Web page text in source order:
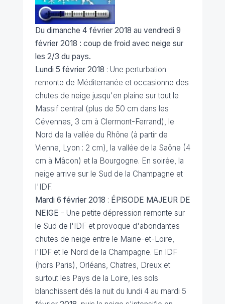
Du dimanche 4 février 2018 au vendredi 9
février 2018 : coup de froid avec neige sur
les 2/3 du pays.
Lundi 5 février 2018 : Une perturbation
remonte de Méditerranée et occasionne des
chutes de neige jusqu'en plaine sur tout le
Massif central (plus de 50 cm dans les
Cévennes, 3 cm à Clermont-Ferrand), le
Nord de la vallée du Rhône (à partir de
Vienne, Lyon : 2 cm), la vallée de la Saône (4
cm à Mâcon) et la Bourgogne. En soirée, la
neige arrive sur le Sud de la Champagne et
l'IDF.
Mardi 6 février 2018 : ÉPISODE MAJEUR DE
NEIGE - Une petite dépression remonte sur
le Sud de l'IDF et provoque d'abondantes
chutes de neige entre le Maine-et-Loire,
l'IDF et le Nord de la Champagne. En IDF
(hors Paris), Orléans, Chatres, Dreux et
surtout les Pays de la Loire, les sols
blanchissent dés la nuit du lundi 4 au mardi 5